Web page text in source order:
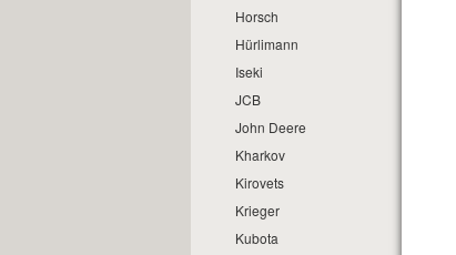
Horsch
Hürlimann
Iseki
JCB
John Deere
Kharkov
Kirovets
Krieger
Kubota